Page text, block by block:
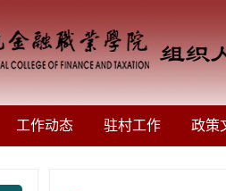
工作动态 驻村工作 政策